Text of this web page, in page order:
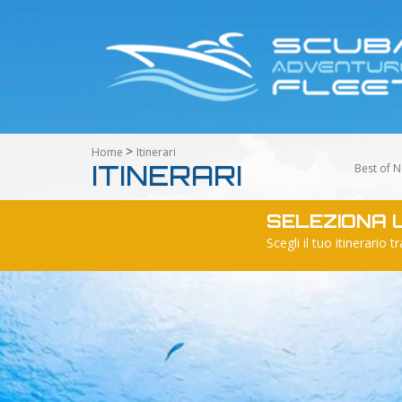
Home > Itinerari
ITINERARI Best of
SELEZIONA
Scegli il tuo itinerario